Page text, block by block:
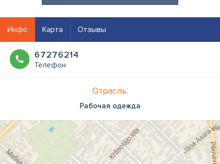
Инфо Карта Отзывы
67276214
Телефон
Отрасль:
Рабочая одежда